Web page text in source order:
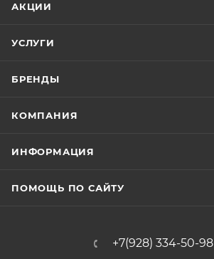
АКЦИИ
УСЛУГИ
БРЕНДЫ
КОМПАНИЯ
ИНФОРМАЦИЯ
ПОМОЩЬ ПО САЙТУ
+7(928) 334-50-98